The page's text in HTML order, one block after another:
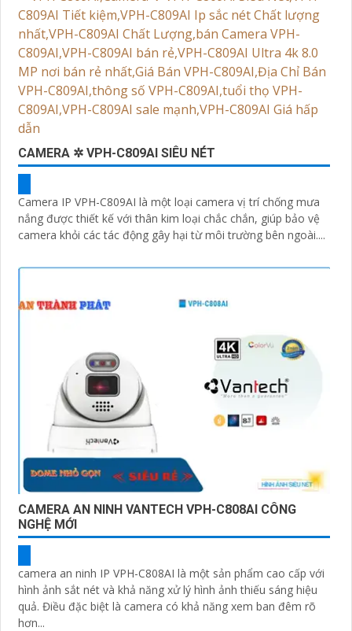
CAMERA ✲ VPH-C809AI SIÊU NÉT
Camera IP VPH-C809AI là một loại camera vị trí chống mưa
nắng được thiết kế với thân kim loại chắc chắn, giúp bảo vệ
camera khỏi các tác động gây hại từ môi trường bên ngoài....
CAMERA AN NINH VANTECH VPH-C808AI CÔNG
NGHỆ MỚI
camera an ninh IP VPH-C808AI là một sản phẩm cao cấp với
hình ảnh sắt nét và khả năng xử lý hình ảnh thiếu sáng hiệu
quả. Điều đặc biệt là camera có khả năng xem ban đêm rõ
hơn...